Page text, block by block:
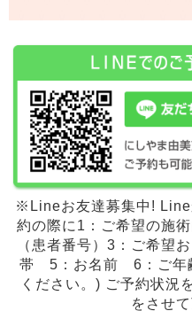
※Lineお友達募集中! Line
約の際に1：ご希望の施
（患者番号）3：ご希望
帯 5：お名前 6：ご年
ください。) ご予約状況
をさせ